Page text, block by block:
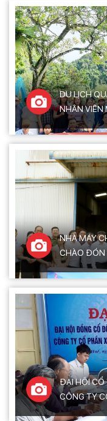
DU LỊCH
NHÂN VIÊN
NHÀ MÁY
CHÀO ĐÓN
THÁP
ĐẠI HỘI CỔ
CÔNG TY